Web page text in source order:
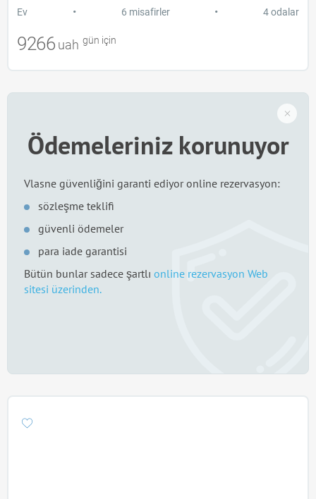
Ev • 6 misafirler • 4 odalar
9266 uah gün için
Ödemeleriniz korunuyor
Vlasne güvenliğini garanti ediyor online rezervasyon:
sözleşme teklifi
güvenli ödemeler
para iade garantisi
Bütün bunlar sadece şartlı online rezervasyon Web
sitesi üzerinden.